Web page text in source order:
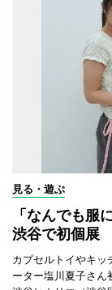
見る・遊ぶ
「なんでも服
渋谷で初個展
カプセルトイやキッ
ーター塩川夏子さん